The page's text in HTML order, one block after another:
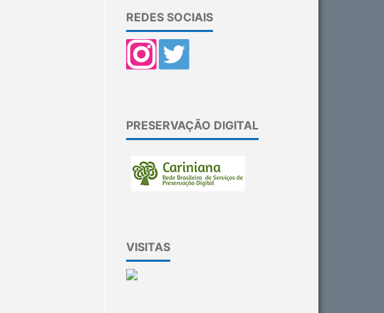
REDES SOCIAIS
PRESERVAÇÃO DIGITAL
VISITAS